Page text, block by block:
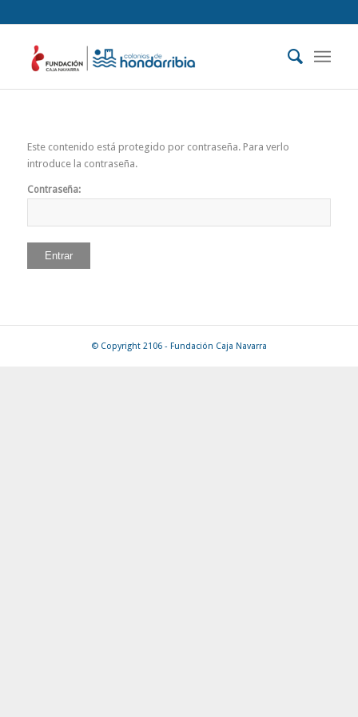
Este contenido está protegido por contraseña. Para verlo
introduce la contraseña.
Contraseña:
© Copyright 2106 - Fundación Caja Navarra